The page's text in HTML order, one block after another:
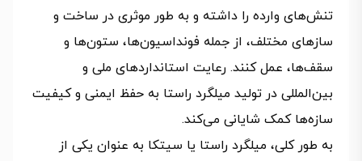
تنش‌های وارده را داشته و به طور موثری در ساخت و
سازهای مختلف، از جمله فونداسیون‌ها، ستون‌ها و
سقف‌ها، عمل کنند. رعایت استانداردهای ملی و
بین‌المللی در تولید میلگرد راستا به حفظ ایمنی و کیفیت
سازه‌ها کمک شایانی می‌کند.
به طور کلی، میلگرد راستا یا سیتکا به عنوان یکی از